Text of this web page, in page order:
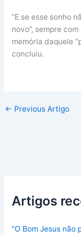
“E se esse sonho
novo”, sempre
memória daquele
concluiu.
← Previous Artigo
Artigos
“O Bom Jesus